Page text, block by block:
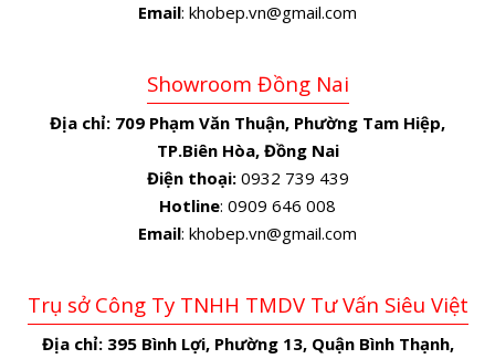
Email: khobep.vn@gmail.com
Showroom Đồng Nai
Địa chỉ: 709 Phạm Văn Thuận, Phường Tam Hiệp,
TP.Biên Hòa, Đồng Nai
Điện thoại:0932 739 439
Hotline: 0909 646 008
Email: khobep.vn@gmail.com
Trụ sở Công Ty TNHH TMDV Tư Vấn Siêu Việt
Địa chỉ: 395 Bình Lợi, Phường 13, Quận Bình Thạnh,